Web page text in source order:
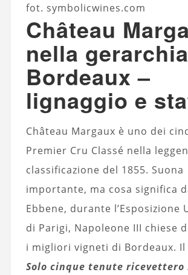
fot. symbolicwines.com
Château
nella
Bordeaux –
lignaggio e
Château Margaux è uno dei
Premier Cru Classé nella
classificazione del 1855. Suona
importante, ma cosa significa
Ebbene, durante l’Esposizione
di Parigi, Napoleone III chiese
i migliori vigneti di Bordeaux.
Solo cinque tenute